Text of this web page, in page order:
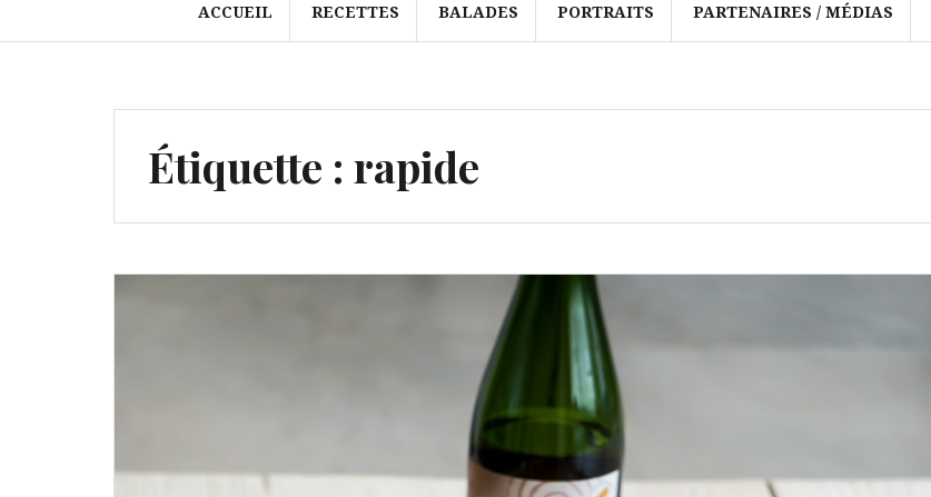
ACCUEIL RECETTES BALADES PORTRAITS PARTENAIRES / MÉDIAS
Étiquette : rapide